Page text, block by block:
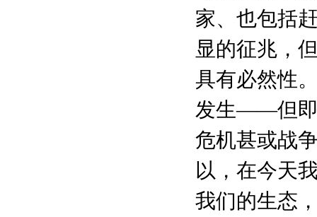
家、也包括
显的征兆，
具有必然性
发生——但即
危机甚或战
以，在今天
我们的生态